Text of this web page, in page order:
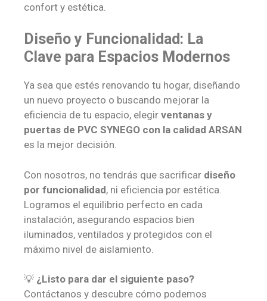
confort y estética.
Diseño y Funcionalidad: La
Clave para Espacios Modernos
Ya sea que estés renovando tu hogar, diseñando
un nuevo proyecto o buscando mejorar la
eficiencia de tu espacio, elegir ventanas y
puertas de PVC SYNEGO con la calidad ARSAN
es la mejor decisión.
Con nosotros, no tendrás que sacrificar diseño
por funcionalidad, ni eficiencia por estética.
Logramos el equilibrio perfecto en cada
instalación, asegurando espacios bien
iluminados, ventilados y protegidos con el
máximo nivel de aislamiento.
💡 ¿Listo para dar el siguiente paso?
Contáctanos y descubre cómo podemos